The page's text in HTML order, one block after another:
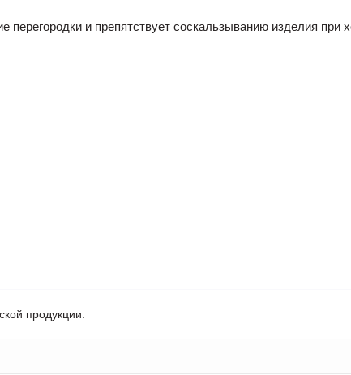
и препятствует соскальзыванию изделия при
продукции.